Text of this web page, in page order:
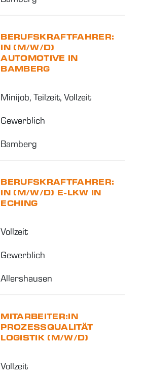
BERUFSKRAFTFAHRER:
IN (M/W/D)
AUTOMOTIVE IN
BAMBERG
Minijob, Teilzeit, Vollzeit
Gewerblich
Bamberg
BERUFSKRAFTFAHRER:
IN (M/W/D) E-LKW IN
ECHING
Vollzeit
Gewerblich
Allershausen
MITARBEITER:IN
PROZESSQUALITÄT
LOGISTIK (M/W/D)
Vollzeit